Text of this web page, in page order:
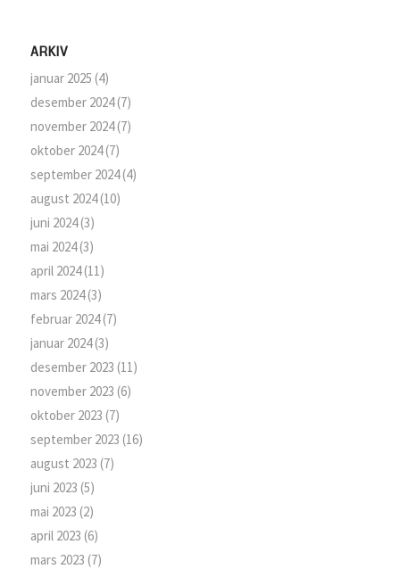
ARKIV
januar 2025 (4)
desember 2024(7)
november 2024(7)
oktober 2024(7)
september 2024(4)
august 2024(10)
juni 2024(3)
mai 2024(3)
april 2024(11)
mars 2024(3)
februar 2024(7)
januar 2024(3)
desember 2023 (11)
november 2023 (6)
oktober 2023 (7)
september 2023 (16)
august 2023 (7)
juni 2023 (5)
mai 2023 (2)
april 2023 (6)
mars 2023 (7)